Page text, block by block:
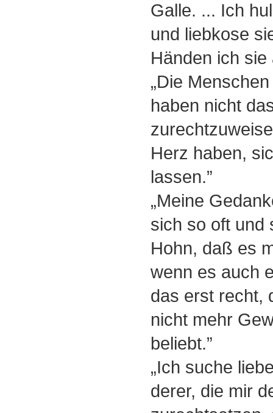
Galle. ... Ich
und liebkose
Händen ich sie
„Die
haben nicht
Herz haben,
lassen.”
„Meine
sich so oft und
Hohn, daß es
wenn es auch
das erst recht,
nicht mehr
beliebt.”
„Ich suche
derer, die mir